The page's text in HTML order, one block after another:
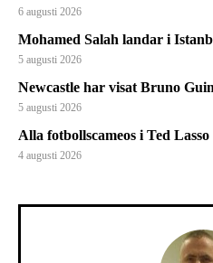
6 augusti 2026
Mohamed Salah landar i
5 augusti 2026
Newcastle har visat Bruno
5 augusti 2026
Alla fotbollscameos i Ted Lasso
4 augusti 2026